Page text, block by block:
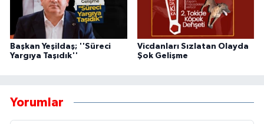
Başkan Yeşildaş; ''Süreci
Yargıya Taşıdık''
Vicdanları Sızlatan Olayda
Şok Gelişme
Yorumlar